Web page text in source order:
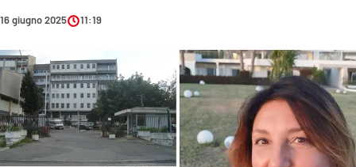
AMBIENTE
SOCIETÀ
CULTURA
ECONOMIA E LAVORO
16 giugno 2025 11:19